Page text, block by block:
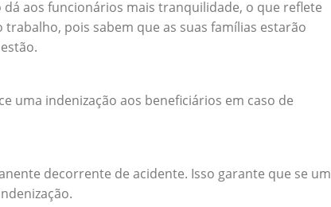
aos funcionários mais tranquilidade, o que reflete
pois sabem que as suas famílias estarão
uma indenização aos beneficiários em caso de
decorrente de acidente. Isso garante que se um